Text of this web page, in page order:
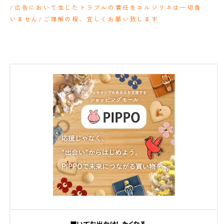
/広告において生じたトラブルの責任をコルジリネは一切負
いません/ご理解の程、宜しくお願い致します